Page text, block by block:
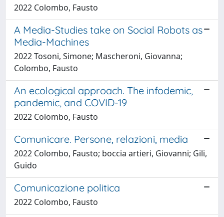
2022 Colombo, Fausto
A Media-Studies take on Social Robots as
Media-Machines
2022 Tosoni, Simone; Mascheroni, Giovanna;
Colombo, Fausto
An ecological approach. The infodemic,
pandemic, and COVID-19
2022 Colombo, Fausto
Comunicare. Persone, relazioni, media
2022 Colombo, Fausto; boccia artieri, Giovanni; Gili,
Guido
Comunicazione politica
2022 Colombo, Fausto